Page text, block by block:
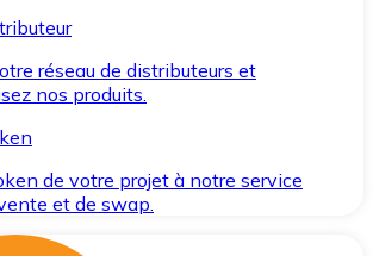
réseau de distributeurs et
nos produits.
de votre projet à notre service
et de swap.